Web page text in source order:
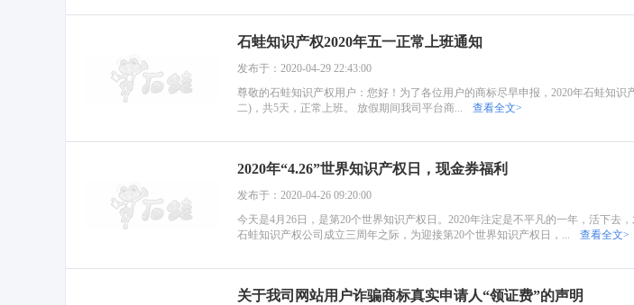
石蛙知识产权2020年五一正常上班通知
发布于：2020-04-29 22:43:00
尊敬的石蛙知识产权用户：您好！为了各位用户的商标尽早申报，2020年石蛙知
二)，共5天，正常上班。 放假期间我司平台商...
查看全文>
2020年“4.26”世界知识产权日，现金券福利
发布于：2020-04-26 09:20:00
今天是4月26日，是第20个世界知识产权日。2020年注定是不平凡的一年，活下去
石蛙知识产权公司成立三周年之际，为迎接第20个世界知识产权日，...
查看全文>
关于我司网站用户诈骗商标真实申请人“领证费”的声明